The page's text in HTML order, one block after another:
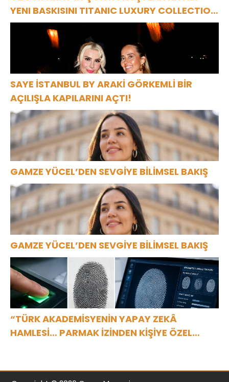
YENI BASKISINI TITANIC LUXURY COLLECTION
BODRUM’DA KUTLADI
SAYE İSTANBUL BY ARAKİ GÖRKEMLİ BİR
AÇILIŞLA KAPILARINI AÇTI!
GAMZE YÜCEL’DEN SEVGİYE BİLİMSEL BAKIŞ
GAMZE YÜCEL’DEN SEVGİYE BİLİMSEL BAKIŞ
“TÜRK AKADEMİSYENİN YAPAY ZEKÂ
HAMLESİ… PARMAK İZİNDEN KİŞİYE ÖZEL